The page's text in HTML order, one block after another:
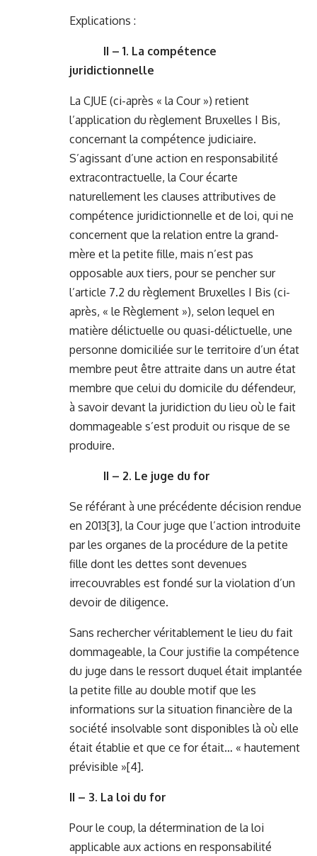
Explications :
II – 1. La compétence
juridictionnelle
La CJUE (ci-après « la Cour ») retient
l’application du règlement Bruxelles I Bis,
concernant la compétence judiciaire.
S’agissant d’une action en responsabilité
extracontractuelle, la Cour écarte
naturellement les clauses attributives de
compétence juridictionnelle et de loi, qui ne
concernent que la relation entre la grand-
mère et la petite fille, mais n’est pas
opposable aux tiers, pour se pencher sur
l’article 7.2 du règlement Bruxelles I Bis (ci-
après, « le Règlement »), selon lequel en
matière délictuelle ou quasi-délictuelle, une
personne domiciliée sur le territoire d’un état
membre peut être attraite dans un autre état
membre que celui du domicile du défendeur,
à savoir devant la juridiction du lieu où le fait
dommageable s’est produit ou risque de se
produire.
II – 2. Le juge du for
Se référant à une précédente décision rendue
en 2013[3], la Cour juge que l’action introduite
par les organes de la procédure de la petite
fille dont les dettes sont devenues
irrecouvrables est fondé sur la violation d’un
devoir de diligence.
Sans rechercher véritablement le lieu du fait
dommageable, la Cour justifie la compétence
du juge dans le ressort duquel était implantée
la petite fille au double motif que les
informations sur la situation financière de la
société insolvable sont disponibles là où elle
était établie et que ce for était… « hautement
prévisible »[4].
II – 3. La loi du for
Pour le coup, la détermination de la loi
applicable aux actions en responsabilité